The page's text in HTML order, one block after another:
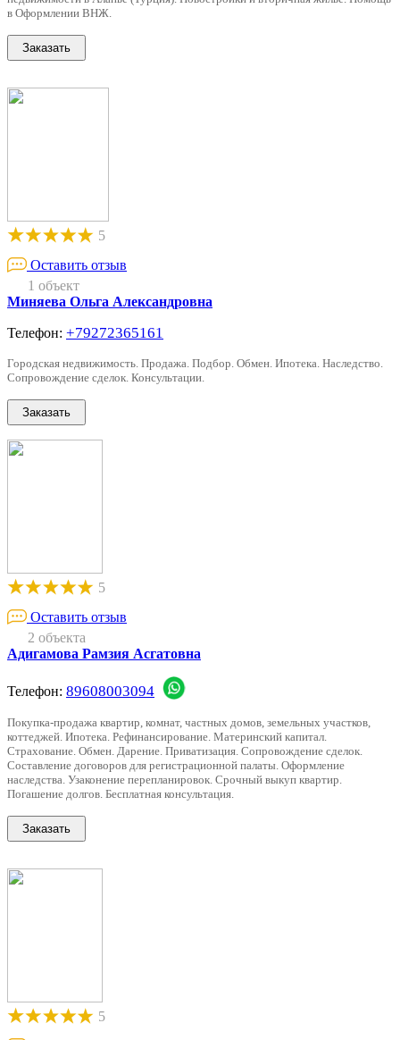
в Оформлении ВНЖ.
5
Оставить отзыв
1 объект
Миняева Ольга Александровна
Телефон: +79272365161
Городская недвижимость. Продажа. Подбор. Обмен. Ипотека. Наследство.
Сопровождение сделок. Консультации.
5
Оставить отзыв
2 объекта
Адигамова Рамзия Асгатовна
Телефон: 89608003094
Покупка-продажа квартир, комнат, частных домов, земельных участков,
коттеджей. Ипотека. Рефинансирование. Материнский капитал.
Страхование. Обмен. Дарение. Приватизация. Сопровождение сделок.
Составление договоров для регистрационной палаты. Оформление
наследства. Узаконение перепланировок. Срочный выкуп квартир.
Погашение долгов. Бесплатная консультация.
5